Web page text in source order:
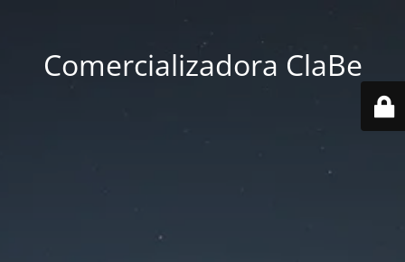
Comercializadora ClaBe